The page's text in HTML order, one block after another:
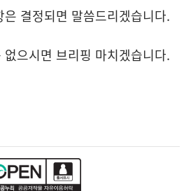
결정되면 말씀드리겠습니다.
으시면 브리핑 마치겠습니다.